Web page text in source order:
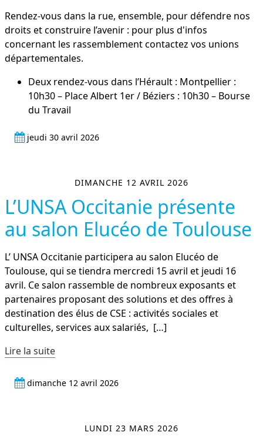
Rendez-vous dans la rue, ensemble, pour défendre nos
droits et construire l’avenir : pour plus d'infos
concernant les rassemblement contactez vos unions
départementales.
Deux rendez-vous dans l’Hérault : Montpellier :
10h30 – Place Albert 1er / Béziers : 10h30 – Bourse
du Travail
jeudi 30 avril 2026
DIMANCHE 12 AVRIL 2026
L’UNSA Occitanie présente
au salon Elucéo de Toulouse
L’ UNSA Occitanie participera au salon Elucéo de
Toulouse, qui se tiendra mercredi 15 avril et jeudi 16
avril. Ce salon rassemble de nombreux exposants et
partenaires proposant des solutions et des offres à
destination des élus de CSE : activités sociales et
culturelles, services aux salariés, […]
Lire la suite
dimanche 12 avril 2026
LUNDI 23 MARS 2026